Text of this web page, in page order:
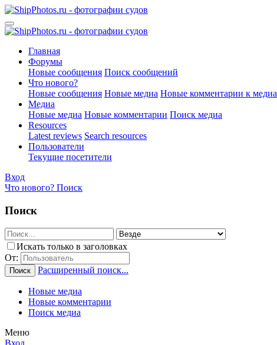
Главная
Форумы
Новые сообщения Поиск сообщений
Что нового?
Новые сообщения Новые медиа Новые комментарии к медиа
Медиа
Новые медиа Новые комментарии Поиск медиа
Resources
Latest reviews Search resources
Пользователи
Текущие посетители
Вход
Что нового? Поиск
Поиск
Искать только в заголовках
От:
Поиск Расширенный поиск...
Новые медиа
Новые комментарии
Поиск медиа
Меню